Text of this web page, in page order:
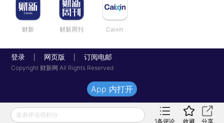
财新 财新周刊 Caixin
登录 网页版 订阅电邮
Copyright 财新网 All Rights Reserved
发表评论得积分
1条评论 收藏 分享
App 内打开